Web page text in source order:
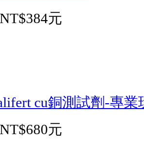
NT$384元
cu銅測試劑-專
NT$680元